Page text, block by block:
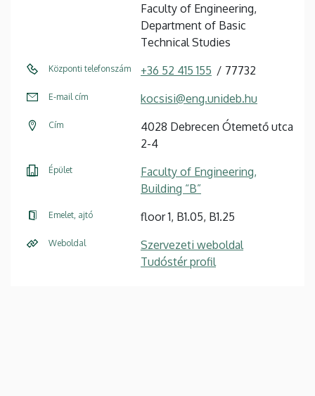
Faculty of Engineering,
Department of Basic
Technical Studies
Központi telefonszám +36 52 415 155 77732
E-mail cím kocsisi@eng.unideb.hu
Cím
4028 Debrecen Ótemető utca
2-4
Épület
Faculty of Engineering,
Building “B”
Emelet, ajtó floor 1, B1.05, B1.25
Weboldal
Szervezeti weboldal
Tudóstér profil